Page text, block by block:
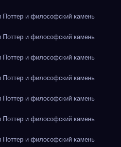
и философский камень
и философский камень
и философский камень
и философский камень
и философский камень
и философский камень
и философский камень